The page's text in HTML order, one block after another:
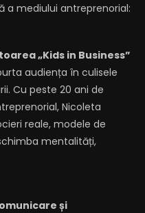
a mediului antreprenorial:
„Kids in Business”
audiența în culisele
Cu peste 20 ani de
Nicoleta
reale, modele de
mentalități,
și